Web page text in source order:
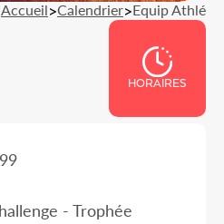
Accueil>Calendrier>Equip Athlé
HORAIRES
- Trophée